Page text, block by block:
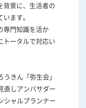
背景に、生活者の
ます。
専門知識を活か
トータルで対応い
うきん「弥生会」
直しアンバサダー
シャルプランナー